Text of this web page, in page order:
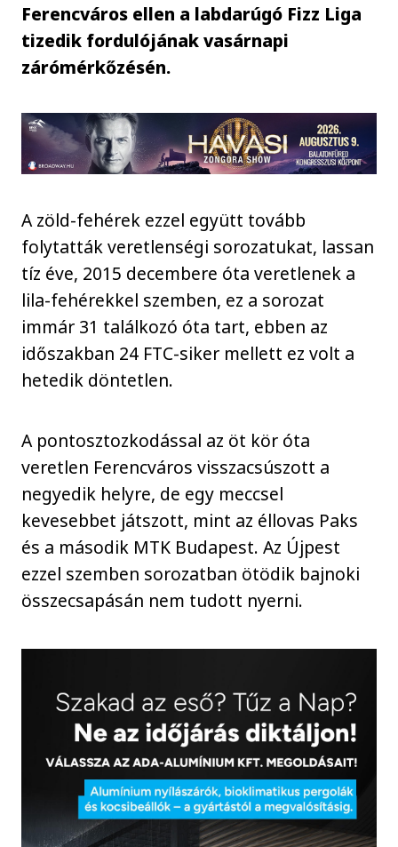
Ferencváros ellen a labdarúgó Fizz Liga
tizedik fordulójának vasárnapi
zárómérkőzésén.
A zöld-fehérek ezzel együtt tovább
folytatták veretlenségi sorozatukat, lassan
tíz éve, 2015 decembere óta veretlenek a
lila-fehérekkel szemben, ez a sorozat
immár 31 találkozó óta tart, ebben az
időszakban 24 FTC-siker mellett ez volt a
hetedik döntetlen.
A pontosztozkodással az öt kör óta
veretlen Ferencváros visszacsúszott a
negyedik helyre, de egy meccsel
kevesebbet játszott, mint az éllovas Paks
és a második MTK Budapest. Az Újpest
ezzel szemben sorozatban ötödik bajnoki
összecsapásán nem tudott nyerni.